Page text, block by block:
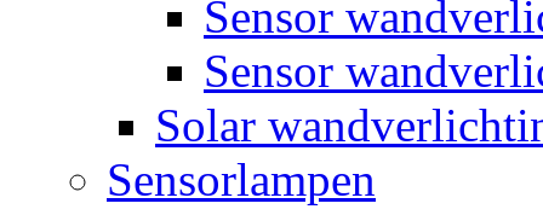
Sensor
Sensor
Solar
Sensorlampen